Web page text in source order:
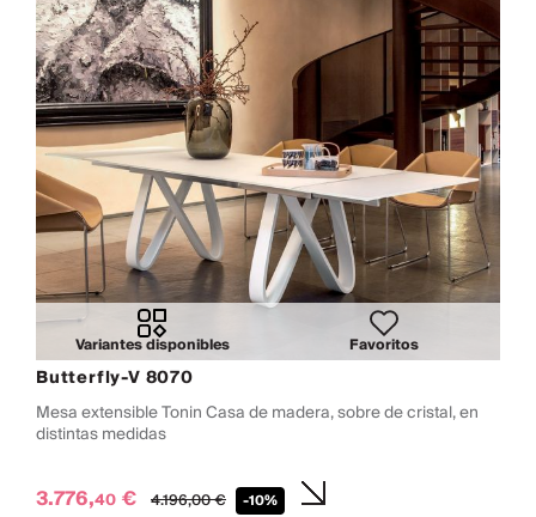
Variantes disponibles Favoritos
Butterfly-V 8070
Mesa extensible Tonin Casa de madera, sobre de cristal, en
distintas medidas
3.776,40 € 4.196,00€ -10%